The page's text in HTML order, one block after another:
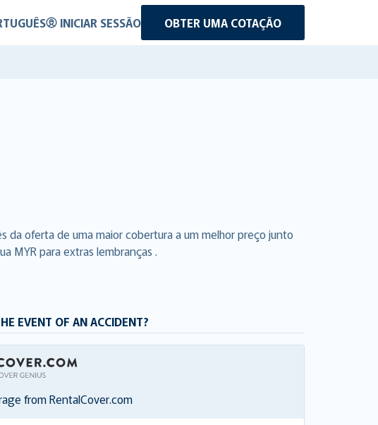
INICIAR SESSÃO OBTER UMA COTAÇÃO
da oferta de uma maior cobertura a um melhor preço junto
MYR para extras lembranças .
EVENT OF AN ACCIDENT?
from RentalCover.com